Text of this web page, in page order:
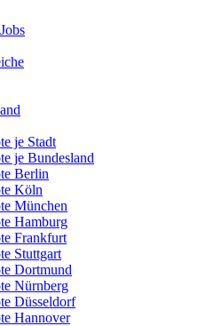
je Stadt
je Bundesland
Berlin
Köln
München
Hamburg
Frankfurt
Stuttgart
Dortmund
Nürnberg
Düsseldorf
Hannover